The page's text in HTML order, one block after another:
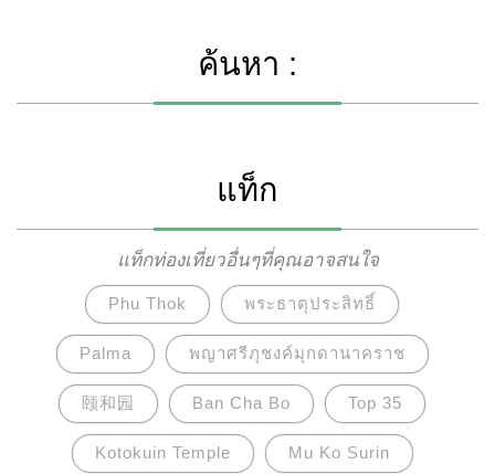
ค้นหา :
แท็ก
แท็กท่องเที่ยวอื่นๆที่คุณอาจสนใจ
Phu Thok พระธาตุประสิทธิ์
Palma พญาศรีภุชงค์มุกดานาคราช
颐和园 Ban Cha Bo Top 35
Kotokuin Temple Mu Ko Surin